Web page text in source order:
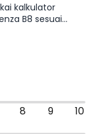
kalkulator
B8 sesuai
untuk
B8 Dynamic
lanjut ke promo
8 9
10